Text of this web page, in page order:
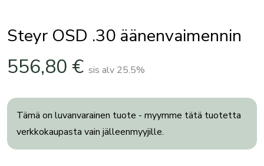
Steyr OSD .30 äänenvaimennin
556,80 € sis alv 25.5%
Tämä on luvanvarainen tuote - myymme tätä tuotetta
verkkokaupasta vain jälleenmyyjille.